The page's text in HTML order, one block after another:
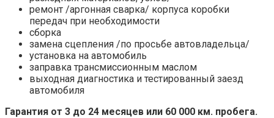
ремонт /аргонная сварка/ корпуса коробки
передач при необходимости
сборка
замена сцепления /по просьбе автовладельца/
установка на автомобиль
заправка трансмиссионным маслом
выходная диагностика и тестированный заезд
автомобиля
Гарантия от 3 до 24 месяцев или 60 000 км. пробега.